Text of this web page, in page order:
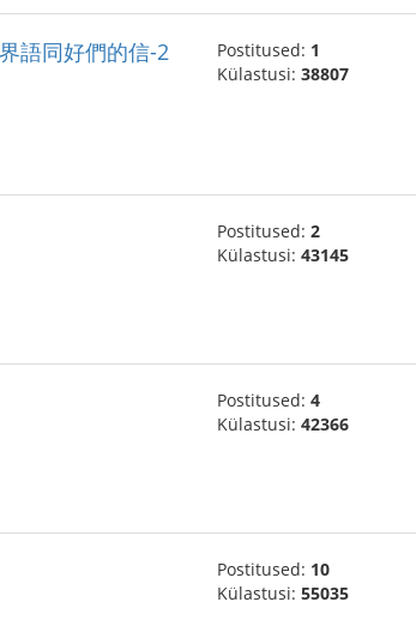
語同好們的信-2 Postitused: 1
Külastusi: 38807
Postitused: 2
Külastusi: 43145
Postitused: 4
Külastusi: 42366
Postitused: 10
Külastusi: 55035